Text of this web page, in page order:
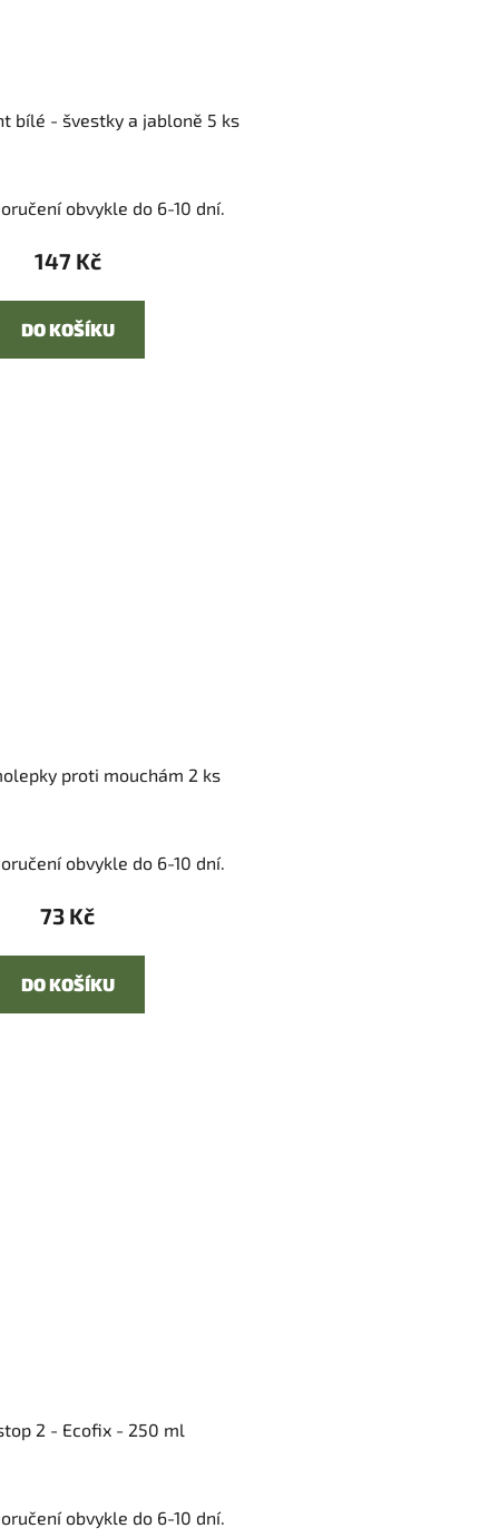
bílé - švestky a jabloně 5 ks
obvykle do 6-10 dní.
147 Kč
DO KOŠÍKU
proti mouchám 2 ks
obvykle do 6-10 dní.
73 Kč
DO KOŠÍKU
2 - Ecofix - 250 ml
obvykle do 6-10 dní.